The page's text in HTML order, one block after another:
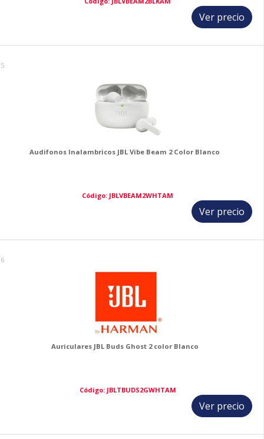
Ver precio
Audifonos Inalambricos JBL Vibe Beam 2 Color Blanco
Código: JBLVBEAM2WHTAM
Ver precio
Auriculares JBL Buds Ghost 2 color Blanco
Código: JBLTBUDS2GWHTAM
Ver precio